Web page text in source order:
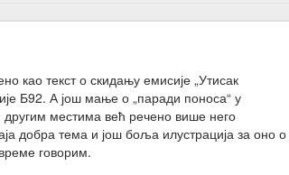
као текст о скидању емисије „Утисак
Б92. А још мање о „паради поноса“ у
другим местима већ речено више него
добра тема и још боља илустрација за оно о
говорим.